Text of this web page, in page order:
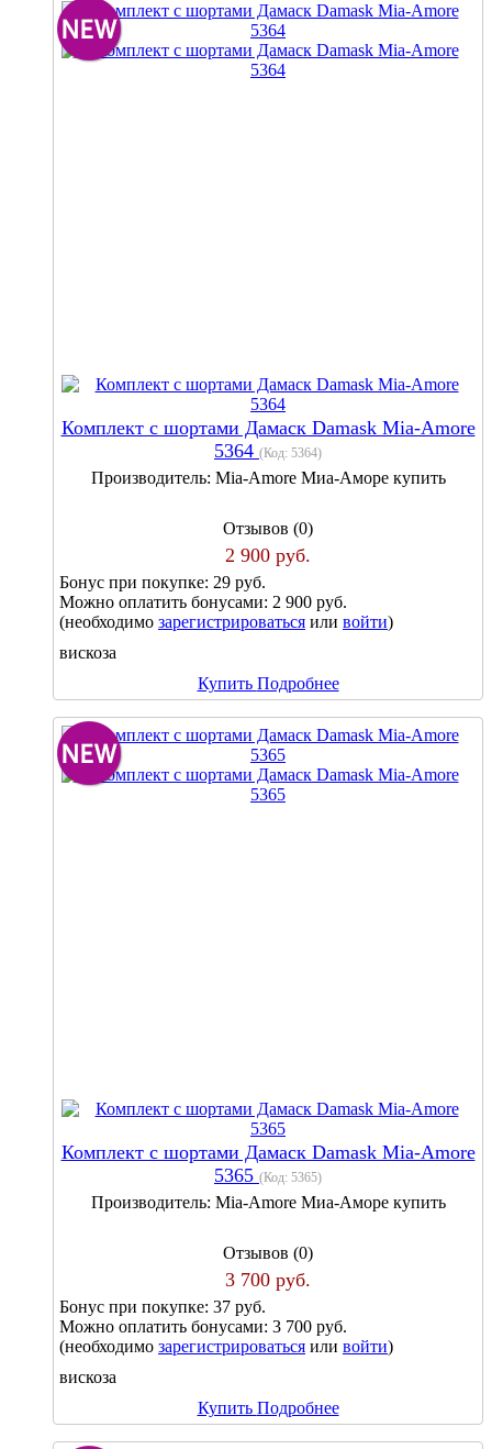
Комплект с шортами Дамаск Damask Mia-Amore
5364 (Код: 5364)
Производитель: Mia-Amore Миа-Аморе купить
Отзывов (0)
2 900 руб.
Бонус при покупке: 29 руб.
Можно оплатить бонусами: 2 900 руб.
(необходимо зарегистрироваться или войти)
вискоза
Купить Подробнее
Комплект с шортами Дамаск Damask Mia-Amore
5365 (Код: 5365)
Производитель: Mia-Amore Миа-Аморе купить
Отзывов (0)
3 700 руб.
Бонус при покупке: 37 руб.
Можно оплатить бонусами: 3 700 руб.
(необходимо зарегистрироваться или войти)
вискоза
Купить Подробнее